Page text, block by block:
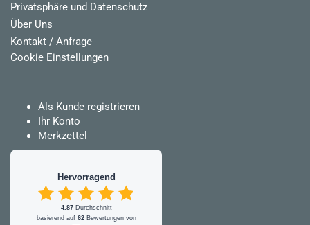
Privatsphäre und Datenschutz
Über Uns
Kontakt / Anfrage
Cookie Einstellungen
Als Kunde registrieren
Ihr Konto
Merkzettel
Hervorragend
4.87Durchschnitt
basierend auf 62Bewertungen von